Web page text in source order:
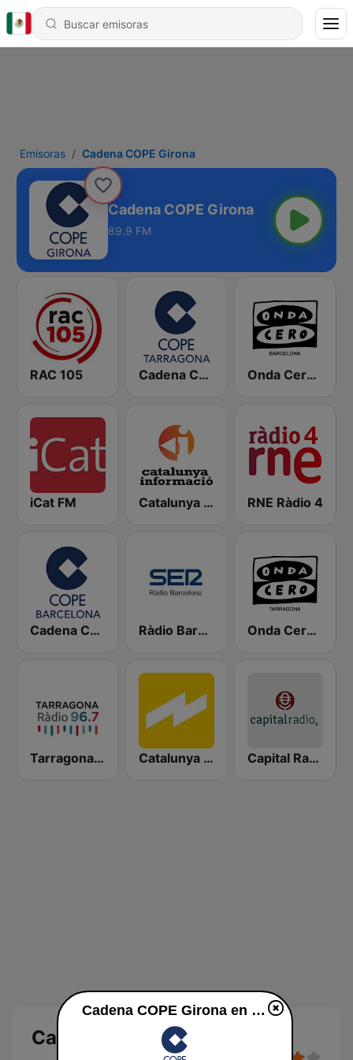
Emisoras Cadena COPE Girona
Cadena COPE Girona
89.9 FM
RAC 105 Cadena COPE Tarragona Onda Cero Barcelona
iCat FM Catalunya Informació RNE Ràdio 4
Cadena COPE Barcelona FM Ràdio Barcelona SER Onda Cero Tarragona
Tarragona Ràdio Catalunya Ràdio Capital Radio
Cadena COPE Girona
Cadena COPE Girona en vivo